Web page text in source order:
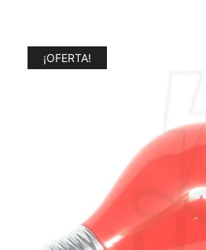
¡OFERTA!